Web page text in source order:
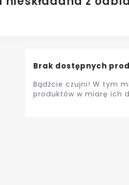
Brak dostępnych
Bądźcie czujni! W tym
produktów w miarę ich